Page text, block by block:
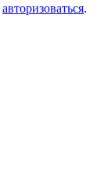
авторизоваться.